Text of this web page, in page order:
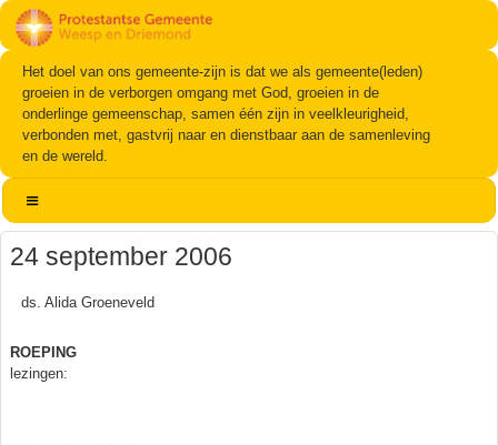
Het doel van ons gemeente-zijn is dat we als gemeente(leden)
groeien in de verborgen omgang met God, groeien in de
onderlinge gemeenschap, samen één zijn in veelkleurigheid,
verbonden met, gastvrij naar en dienstbaar aan de samenleving
en de wereld.
24 september 2006
ds. Alida Groeneveld
ROEPING
lezingen: